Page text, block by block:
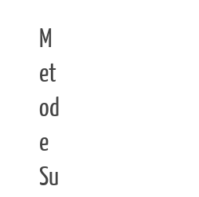
M
et
od
e
Su